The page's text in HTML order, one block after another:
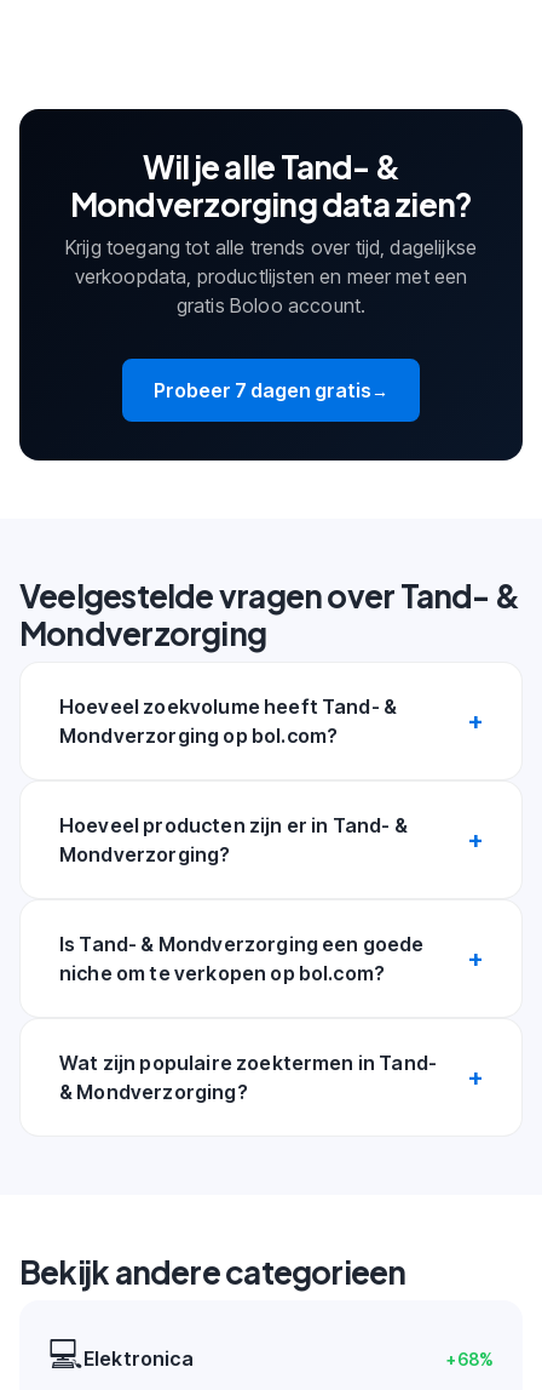
Wil je alle Tand- &
Mondverzorging data zien?
Krijg toegang tot alle trends over tijd, dagelijkse
verkoopdata, productlijsten en meer met een
gratis Boloo account.
Probeer 7 dagen gratis→
Veelgestelde vragen over Tand- &
Mondverzorging
Hoeveel zoekvolume heeft Tand- &
Mondverzorging op bol.com?
Hoeveel producten zijn er in Tand- &
Mondverzorging?
Is Tand- & Mondverzorging een goede
niche om te verkopen op bol.com?
Wat zijn populaire zoektermen in Tand-
& Mondverzorging?
Bekijk andere categorieen
💻Elektronica +68%